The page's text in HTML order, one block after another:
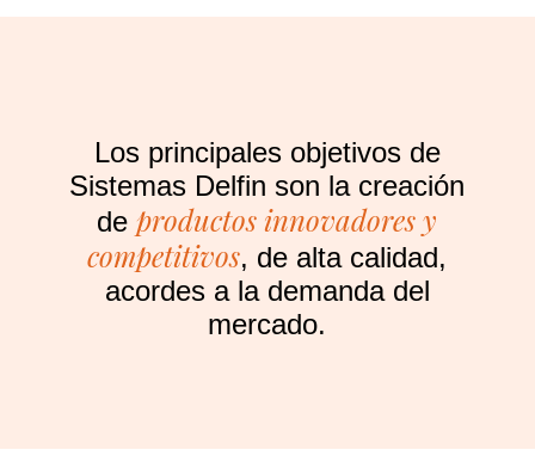
Los principales objetivos de
Sistemas Delfin son la creación
deproductos innovadores y
competitivos, de alta calidad,
acordes a la demanda del
mercado.